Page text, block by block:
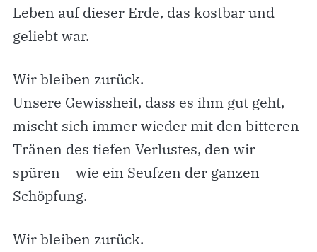
Leben auf dieser Erde, das kostbar und
geliebt war.
Wir bleiben zurück.
Unsere Gewissheit, dass es ihm gut geht,
mischt sich immer wieder mit den bitteren
Tränen des tiefen Verlustes, den wir
spüren – wie ein Seufzen der ganzen
Schöpfung.
Wir bleiben zurück.